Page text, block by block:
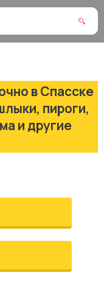
в Спасске
пироги,
и другие